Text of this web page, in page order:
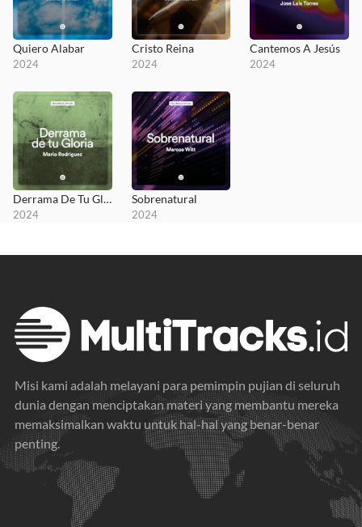
Quiero Alabar
2024
Cristo Reina
2024
Cantemos A Jesús
2024
Derrama De Tu Gloria
2024
Sobrenatural
2024
Misi kami adalah melayani para pemimpin pujian di seluruh
dunia dengan menciptakan materi yang membantu mereka
memaksimalkan waktu untuk hal-hal yang benar-benar
penting.